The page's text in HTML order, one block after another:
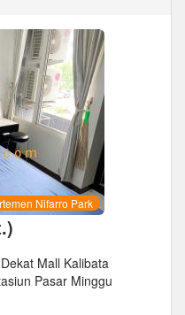
Nifarro Park
Mall Kalibata
Pasar Minggu